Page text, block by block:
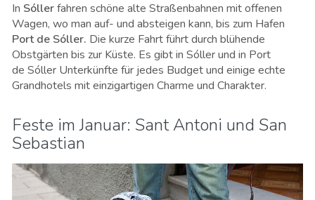
In Sóllerfahren schöne alte Straßenbahnen mit offenen
Wagen, wo man auf- und absteigen kann, bis zum Hafen
Port de Sóller. Die kurze Fahrt führt durch blühende
Obstgärten bis zur Küste. Es gibt in Sóllerund in Port
de Sóller Unterkünfte für jedes Budget und einige echte
Grandhotels mit einzigartigen Charme und Charakter.
Feste im Januar: Sant Antoni und San
Sebastian